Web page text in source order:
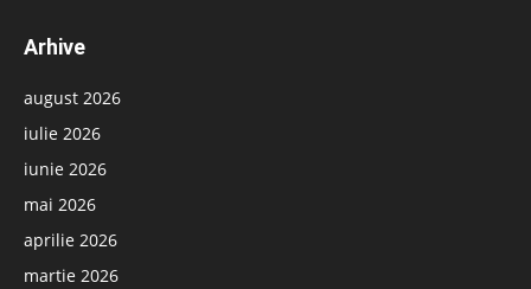
Arhive
august 2026
iulie 2026
iunie 2026
mai 2026
aprilie 2026
martie 2026